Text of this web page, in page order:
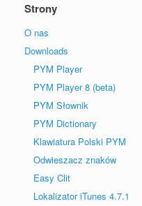
Strony
O nas
Downloads
PYM Player
PYM Player 8 (beta)
PYM Słownik
PYM Dictionary
Klawiatura Polski PYM
Odwieszacz znaków
Easy Clit
Lokalizator iTunes 4.7.1